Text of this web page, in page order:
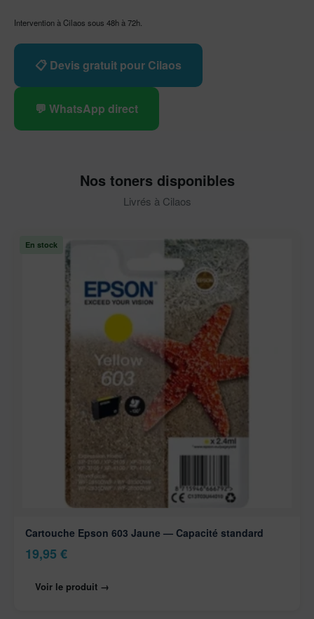
Intervention à Cilaos sous 48h à 72h.
📋 Devis gratuit pour Cilaos
💬 WhatsApp direct
Nos toners disponibles
Livrés à Cilaos
En stock
Cartouche Epson 603 Jaune — Capacité standard
19,95 €
Voir le produit →